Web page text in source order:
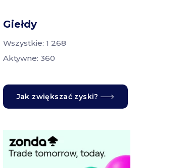
Giełdy
Wszystkie: 1 268
Aktywne: 360
Jak zwiększać zyski?